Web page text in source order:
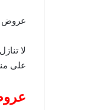
عروض ميرا مارت اليوم 30 يونيو 2026
لا
على